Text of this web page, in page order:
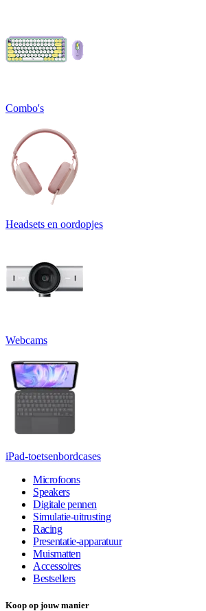
Combo's
Headsets en oordopjes
Webcams
iPad-toetsenbordcases
Microfoons
Speakers
Digitale pennen
Simulatie-uitrusting
Racing
Presentatie-apparatuur
Muismatten
Accessoires
Bestsellers
Koop op jouw manier